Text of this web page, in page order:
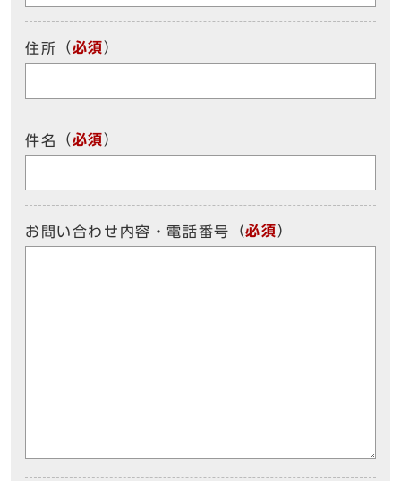
住所 （必須）
件名 （必須）
お問い合わせ内容・電話番号 （必須）